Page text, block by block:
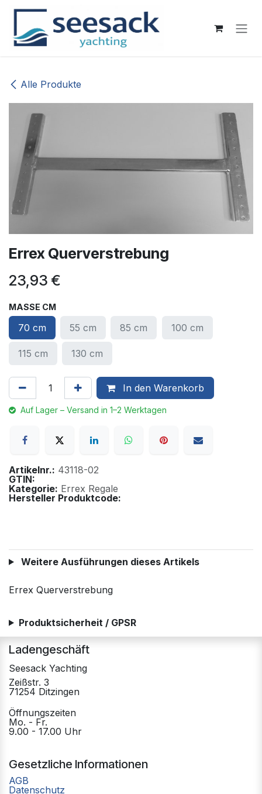
Zum Inhalt springen
Alle Produkte
Errex Querverstrebung
23,93 €
MASSE CM
70 cm 55 cm 85 cm 100 cm
115 cm 130 cm
In den Warenkorb
Auf Lager – Versand in 1–2 Werktagen
Artikelnr.: 43118-02
GTIN:
Kategorie: Errex Regale
Hersteller Produktcode:
Weitere Ausführungen dieses Artikels
Errex Querverstrebung
Produktsicherheit / GPSR
Ladengeschäft
Seesack Yachting
Zeißstr. 3
71254 Ditzingen
Öffnungszeiten
Mo. - Fr.
9.00 - 17.00 Uhr
Gesetzliche Informationen
AGB
Datenschutz